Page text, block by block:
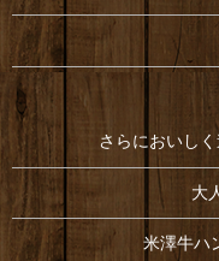
さらにおいし
大
米澤牛ハ